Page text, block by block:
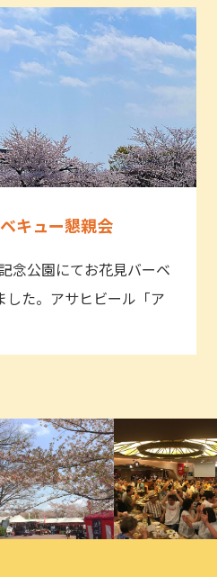
キュー懇親会
念公園にてお花見バーベ
た。アサヒビール「ア